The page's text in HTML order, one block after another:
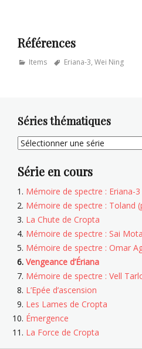
Références
Categories
Items TagsEriana-3, Wei Ning
Séries thématiques
Série en cours
Mémoire de spectre : Eriana-
Mémoire de spectre : Toland
La Chute de Cropta
Mémoire de spectre : Sai
Mémoire de spectre : Omar
Vengeance d’Ériana
Mémoire de spectre : Vell
L’Epée d’ascension
Les Lames de Cropta
Émergence
La Force de Cropta